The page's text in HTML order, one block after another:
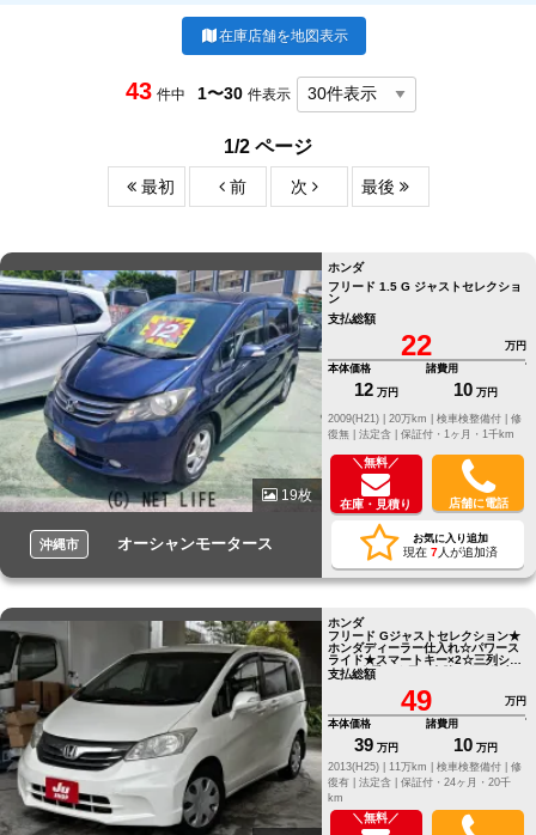
在庫店舗を地図表示
43 件中 1〜30 件表示
1/2 ページ
最初 前 次 最後
19枚
沖縄市 オーシャンモータース
ホンダ
フリード 1.5 G ジャストセレクショ
ン
支払総額
22
万円
本体価格
12 万円
諸費用
10 万円
修
復無 | 法定含 | 保証付・1ヶ月・1千km
＼無料／
在庫・見積り 店舗に電話
お気に入り追加
現在 7人が追加済
ホンダ
フリード Gジャストセレクション★
ホンダディーラー仕入れ☆パワース
ライド★スマートキー×2☆三列シー
ト★7人乗り☆早い者勝ち★ ●他店に
てローンNGだったお客様でもお気
軽にご相談ください●LINE
ID[@805icatl]
支払総額
49
万円
本体価格
39 万円
諸費用
10 万円
2013(H25) |
11万km | 検車検整備付 | 修
復有 | 法定含 | 保証付・24ヶ月・20千
km
＼無料／